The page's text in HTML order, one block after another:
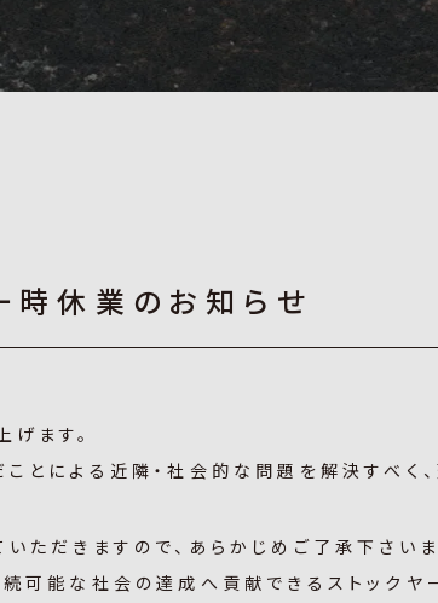
休業のお知らせ
ます。
とによる近隣・社会的な問題を解決すべく
ただきますので、あらかじめご了承下さいま
可能な社会の達成へ貢献できるストックヤ